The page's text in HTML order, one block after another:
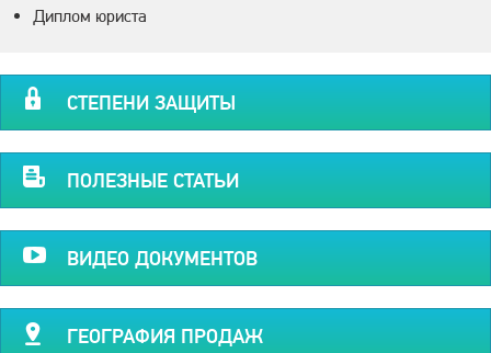
Диплом юриста
СТЕПЕНИ ЗАЩИТЫ
ПОЛЕЗНЫЕ СТАТЬИ
ВИДЕО ДОКУМЕНТОВ
ГЕОГРАФИЯ ПРОДАЖ